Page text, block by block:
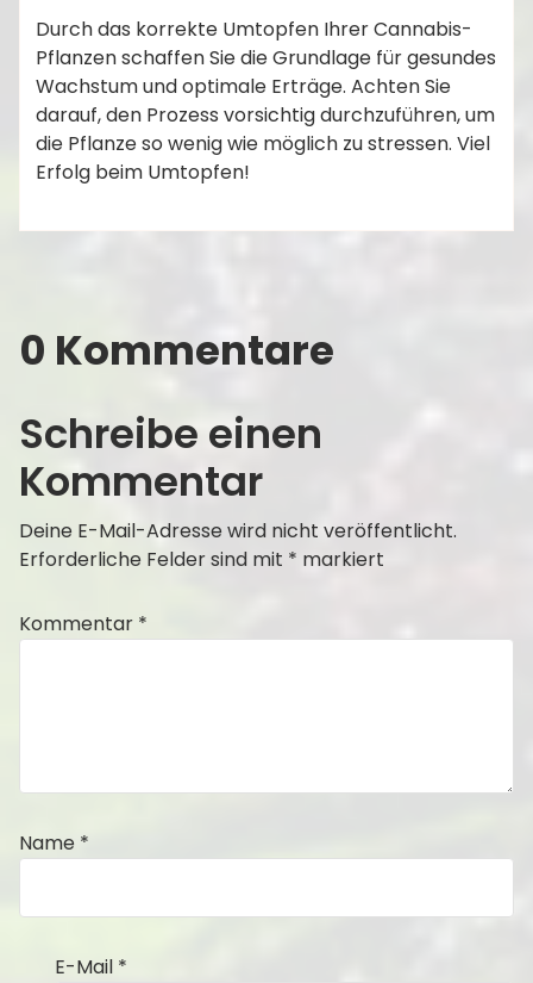
Durch das korrekte Umtopfen Ihrer Cannabis-
Pflanzen schaffen Sie die Grundlage für gesundes
Wachstum und optimale Erträge. Achten Sie
darauf, den Prozess vorsichtig durchzuführen, um
die Pflanze so wenig wie möglich zu stressen. Viel
Erfolg beim Umtopfen!
0 Kommentare
Schreibe einen
Kommentar
Deine E-Mail-Adresse wird nicht veröffentlicht.
Erforderliche Felder sind mit * markiert
Kommentar *
Name *
E-Mail *